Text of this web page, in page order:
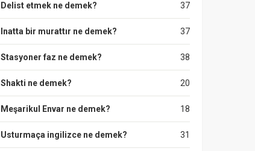
37
Delist etmek ne demek?
37
Inatta bir murattır ne demek?
38
Stasyoner faz ne demek?
20
Shakti ne demek?
18
Meşarikul Envar ne demek?
31
Usturmaça ingilizce ne demek?